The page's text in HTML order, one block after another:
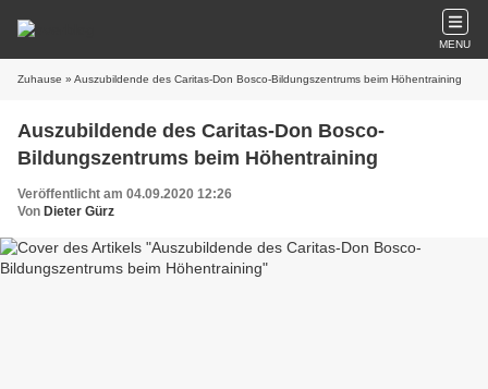
MENU
Zuhause » Auszubildende des Caritas-Don Bosco-Bildungszentrums beim Höhentraining
Auszubildende des Caritas-Don Bosco-
Bildungszentrums beim Höhentraining
Veröffentlicht am 04.09.2020 12:26
Von Dieter Gürz